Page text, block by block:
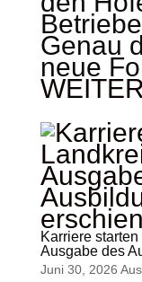
Genau
neue
Karriere
Ausgabe des
Juni 30, 2026